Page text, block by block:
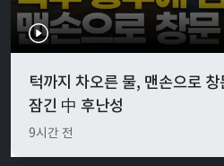
턱까지 차오른 물, 맨손으로
잠긴 中 후난성
9시간 전